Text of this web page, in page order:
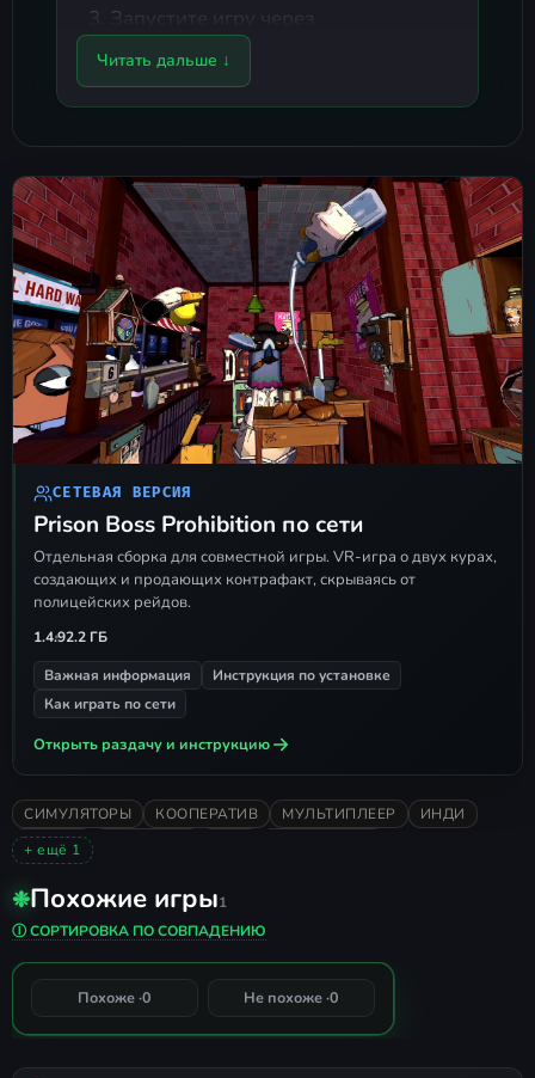
Запустите игру через
Prison_Boss_2.exe
В игре
серверу:
Play In Multiplayer - Play With A Random
Player - ожидание подключения
другого игрока
Примечания
Для запуска игры требуется VR-
шлем
Доступна игра на официальных
серверах
Если застряли на бесконечном
Searching...в меню, зайдите в
Tutorialи вернитесь в главное меню
Читать дальше ↓
СЕТЕВАЯ ВЕРСИЯ
Prison Boss Prohibition по сети
Отдельная сборка для совместной игры. VR-игра о двух курах,
создающих и продающих контрафакт, скрываясь от
полицейских рейдов.
1.4.92.2 ГБ
Важная информация
Инструкция по установке
Как играть по сети
Открыть раздачу и инструкцию
СИМУЛЯТОРЫ КООПЕРАТИВ МУЛЬТИПЛЕЕР
ИНДИ
ДЛЯ VR
РУССКИЙ ЯЗЫК
+ ещё 1
❉Похожие игры1
Ⓘ СОРТИРОВКА ПО СОВПАДЕНИЮ
0%
СОВПАДЕНИЕ
Prison Boss
Похоже ·0 Не похоже ·0